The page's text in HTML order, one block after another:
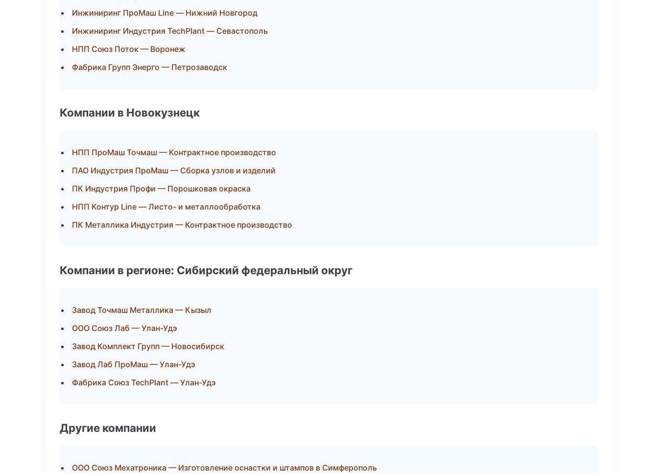
Инжиниринг ПроМаш Line — Нижний Новгород
Инжиниринг Индустрия TechPlant — Севастополь
НПП Союз Поток — Воронеж
Фабрика Групп Энерго — Петрозаводск
Компании в Новокузнецк
НПП ПроМаш Точмаш — Контрактное производство
ПАО Индустрия ПроМаш — Сборка узлов и изделий
ПК Индустрия Профи — Порошковая окраска
НПП Контур Line — Листо- и металлообработка
ПК Металлика Индустрия — Контрактное производство
Компании в регионе: Сибирский федеральный округ
Завод Точмаш Металлика — Кызыл
ООО Союз Лаб — Улан-Удэ
Завод Комплект Групп — Новосибирск
Завод Лаб ПроМаш — Улан-Удэ
Фабрика Союз TechPlant — Улан-Удэ
Другие компании
ООО Союз Мехатроника — Изготовление оснастки и штампов в Симферополь